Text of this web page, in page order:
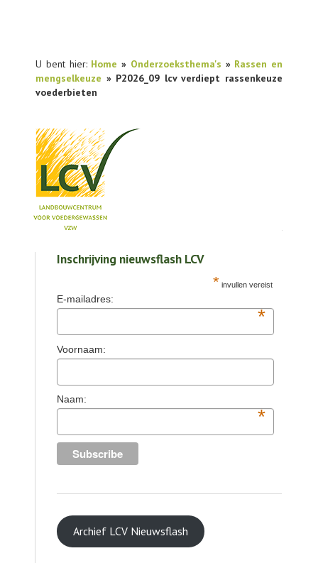
U bent hier: Home » Onderzoeksthema's » Rassen en
mengselkeuze » P2026_09 lcv verdiept rassenkeuze
voederbieten
PUBLICATIES
AGENDA
OVER LCV
Inschrijving nieuwsflash LCV
* invullen vereist
E-mailadres:
*
Voornaam:
Naam:
*
Archief LCV Nieuwsflash